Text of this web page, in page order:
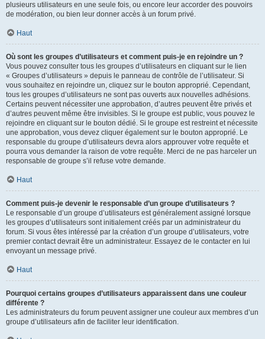
plusieurs utilisateurs en une seule fois, ou encore leur accorder des pouvoirs
de modération, ou bien leur donner accès à un forum privé.
Haut
Où sont les groupes d’utilisateurs et comment puis-je en rejoindre un ?
Vous pouvez consulter tous les groupes d’utilisateurs en cliquant sur le lien
« Groupes d’utilisateurs » depuis le panneau de contrôle de l’utilisateur. Si
vous souhaitez en rejoindre un, cliquez sur le bouton approprié. Cependant,
tous les groupes d’utilisateurs ne sont pas ouverts aux nouvelles adhésions.
Certains peuvent nécessiter une approbation, d’autres peuvent être privés et
d’autres peuvent même être invisibles. Si le groupe est public, vous pouvez le
rejoindre en cliquant sur le bouton dédié. Si le groupe est restreint et nécessite
une approbation, vous devez cliquer également sur le bouton approprié. Le
responsable du groupe d’utilisateurs devra alors approuver votre requête et
pourra vous demander la raison de votre requête. Merci de ne pas harceler un
responsable de groupe s’il refuse votre demande.
Haut
Comment puis-je devenir le responsable d’un groupe d’utilisateurs ?
Le responsable d’un groupe d’utilisateurs est généralement assigné lorsque
les groupes d’utilisateurs sont initialement créés par un administrateur du
forum. Si vous êtes intéressé par la création d’un groupe d’utilisateurs, votre
premier contact devrait être un administrateur. Essayez de le contacter en lui
envoyant un message privé.
Haut
Pourquoi certains groupes d’utilisateurs apparaissent dans une couleur
différente ?
Les administrateurs du forum peuvent assigner une couleur aux membres d’un
groupe d’utilisateurs afin de faciliter leur identification.